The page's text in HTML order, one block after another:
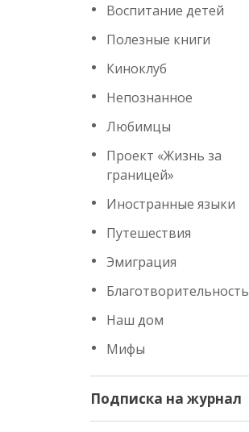
Воспитание детей
Полезные книги
Киноклуб
Непознанное
Любимцы
Проект «Жизнь за
границей»
Иностранные языки
Путешествия
Эмиграция
Благотворительность
Наш дом
Мифы
Подписка на журнал